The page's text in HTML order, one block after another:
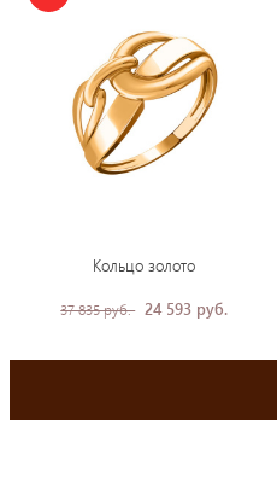
Кольцо золото
37 835 руб. 24 593 руб.